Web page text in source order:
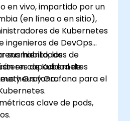
en vivo, impartido por un
(en línea o en sitio),
de Kubernetes
ingenieros de DevOps
sus habilidades de
de Kubernetes
y Grafana.
los
en capacidad de:
y Grafana para el
clave de pods,